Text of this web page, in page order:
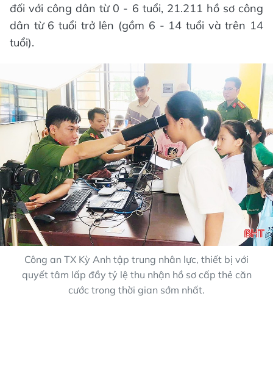
đối với công dân từ 0 - 6 tuổi, 21.211 hồ sơ công
dân từ 6 tuổi trở lên (gồm 6 - 14 tuổi và trên 14
tuổi).
Công an TX Kỳ Anh tập trung nhân lực, thiết bị với
quyết tâm lấp đầy tỷ lệ thu nhận hồ sơ cấp thẻ căn
cước trong thời gian sớm nhất.